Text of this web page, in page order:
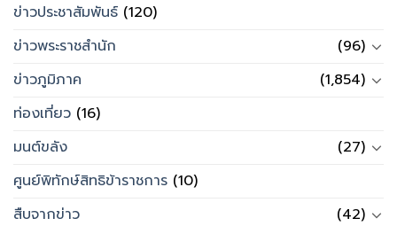
ข่าวประชาสัมพันธ์ (120)
ข่าวพระราชสำนัก
(96)
ข่าวภูมิภาค
(1,854)
ท่องเที่ยว (16)
มนต์ขลัง
(27)
ศูนย์พิทักษ์สิทธิข้าราชการ (10)
สืบจากข่าว
(42)